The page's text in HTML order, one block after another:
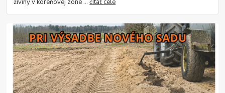
živiny v koreňovej zóne ...čítať celé